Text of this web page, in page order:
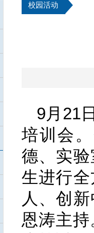
校园活动
9月21
培训会
德、实
生进行
人、创
恩涛主